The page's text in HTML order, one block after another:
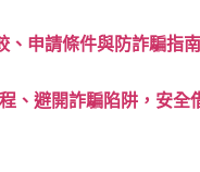
、申請條件與防詐騙指
、避開詐騙陷阱，安全